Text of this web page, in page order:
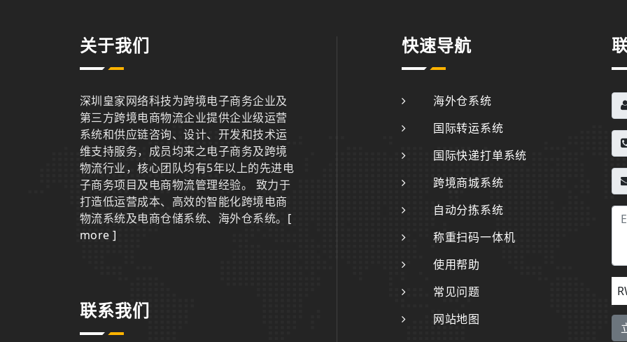
关于我们
深圳皇家网络科技为跨境电子商务企业及
第三方跨境电商物流企业提供企业级运营
系统和供应链咨询、设计、开发和技术运
维支持服务，成员均来之电子商务及跨境
物流行业，核心团队均有5年以上的先进电
子商务项目及电商物流管理经验。 致力于
打造低运营成本、高效的智能化跨境电商
物流系统及电商仓储系统、海外仓系统。 [
more ]
联系我们
快速导航
海外仓系统
国际转运系统
国际快递打单系统
跨境商城系统
自动分拣系统
称重扫码一体机
使用帮助
常见问题
网站地图